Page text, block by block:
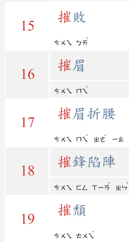
15
摧 敗
ㄘㄨㄟ ㄅㄞ
ˋ
16
摧眉
ㄘㄨㄟ ㄇㄟ
ˊ
17
摧眉折腰
ㄘㄨㄟ ㄇㄟ
ˊ
ㄓㄜ
ˊ
ㄧㄠ
18
摧鋒陷陣
ㄘㄨㄟ ㄈㄥ ㄒㄧㄢ
ˋ
ㄓㄣ
ˋ
19
摧頹
ㄘㄨㄟ ㄊㄨㄟ
ˊ